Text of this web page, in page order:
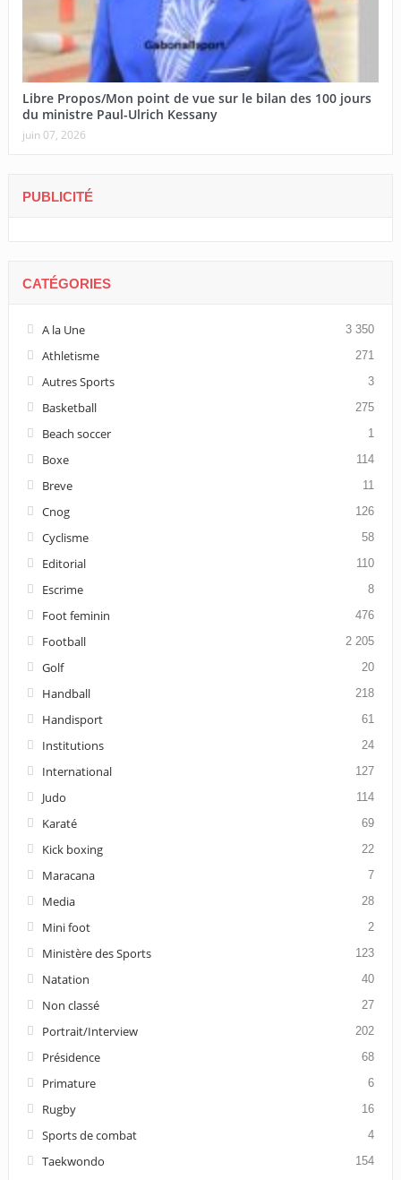
Libre Propos/Mon point de vue sur le bilan des 100 jours
du ministre Paul-Ulrich Kessany
juin 07, 2026
PUBLICITÉ
CATÉGORIES
A la Une 3 350
Athletisme 271
Autres Sports 3
Basketball 275
Beach soccer 1
Boxe 114
Breve 11
Cnog 126
Cyclisme 58
Editorial 110
Escrime 8
Foot feminin 476
Football 2 205
Golf 20
Handball 218
Handisport 61
Institutions 24
International 127
Judo 114
Karaté 69
Kick boxing 22
Maracana 7
Media 28
Mini foot 2
Ministère des Sports 123
Natation 40
Non classé 27
Portrait/Interview 202
Présidence 68
Primature 6
Rugby 16
Sports de combat 4
Taekwondo 154